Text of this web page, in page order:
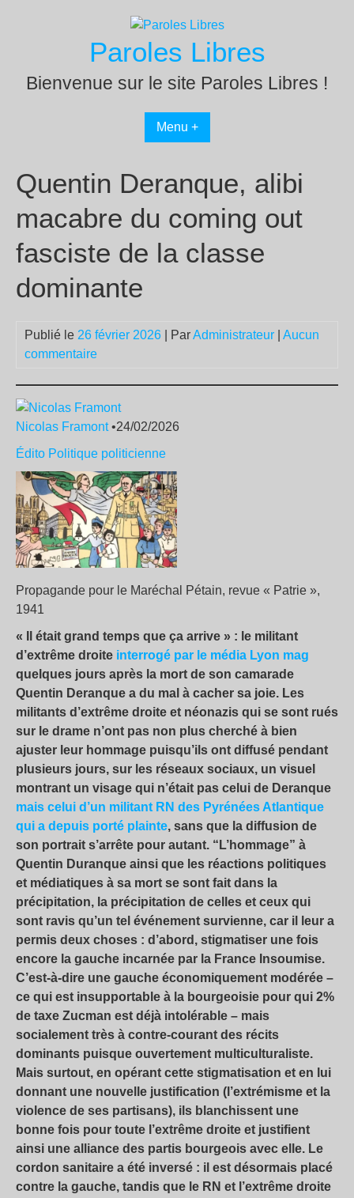
Paroles Libres
Bienvenue sur le site Paroles Libres !
Menu +
Quentin Deranque, alibi
macabre du coming out
fasciste de la classe
dominante
Publié le 26 février 2026 | ParAdministrateur
Aucun
commentaire
Nicolas Framont•24/02/2026
Édito Politique politicienne
Propagande pour le Maréchal Pétain, revue « Patrie »,
1941
« Il était grand temps que ça arrive » : le militant
d’extrême droite interrogé par le média Lyon mag
quelques jours après la mort de son camarade
Quentin Deranque a du mal à cacher sa joie. Les
militants d’extrême droite et néonazis qui se sont rués
sur le drame n’ont pas non plus cherché à bien
ajuster leur hommage puisqu’ils ont diffusé pendant
plusieurs jours, sur les réseaux sociaux, un visuel
montrant un visage qui n’était pas celui de Deranque
mais celui d’un militant RN des Pyrénées Atlantique
qui a depuis porté plainte, sans que la diffusion de
son portrait s’arrête pour autant. “L’hommage” à
Quentin Duranque ainsi que les réactions politiques
et médiatiques à sa mort se sont fait dans la
précipitation, la précipitation de celles et ceux qui
sont ravis qu’un tel événement survienne, car il leur a
permis deux choses : d’abord, stigmatiser une fois
encore la gauche incarnée par la France Insoumise.
C’est-à-dire une gauche économiquement modérée –
ce qui est insupportable à la bourgeoisie pour qui 2%
de taxe Zucman est déjà intolérable – mais
socialement très à contre-courant des récits
dominants puisque ouvertement multiculturaliste.
Mais surtout, en opérant cette stigmatisation et en lui
donnant une nouvelle justification (l’extrémisme et la
violence de ses partisans), ils blanchissent une
bonne fois pour toute l’extrême droite et justifient
ainsi une alliance des partis bourgeois avec elle. Le
cordon sanitaire a été inversé : il est désormais placé
contre la gauche, tandis que le RN et l’extrême droite